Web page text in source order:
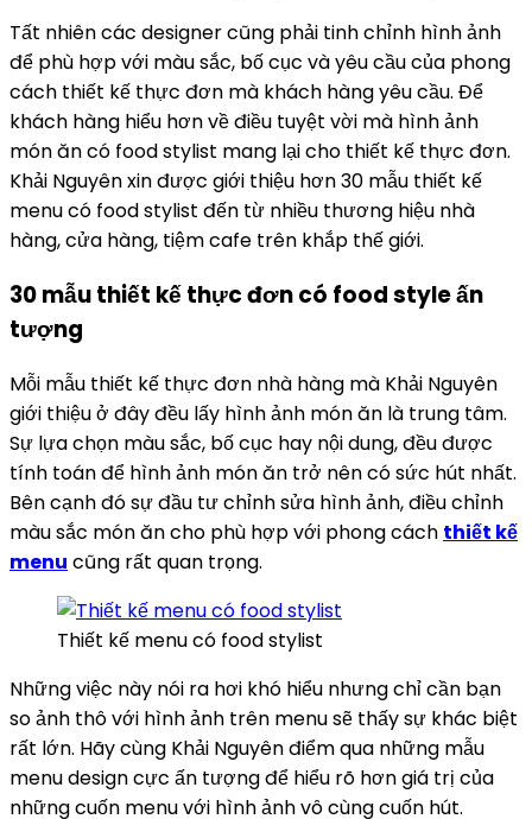
Tất nhiên các designer cũng phải tinh chỉnh hình ảnh
để phù hợp với màu sắc, bố cục và yêu cầu của phong
cách thiết kế thực đơn mà khách hàng yêu cầu. Để
khách hàng hiểu hơn về điều tuyệt vời mà hình ảnh
món ăn có food stylist mang lại cho thiết kế thực đơn.
Khải Nguyên xin được giới thiệu hơn 30 mẫu thiết kế
menu có food stylist đến từ nhiều thương hiệu nhà
hàng, cửa hàng, tiệm cafe trên khắp thế giới.
30 mẫu thiết kế thực đơn có food style ấn
tượng
Mỗi mẫu thiết kế thực đơn nhà hàng mà Khải Nguyên
giới thiệu ở đây đều lấy hình ảnh món ăn là trung tâm.
Sự lựa chọn màu sắc, bố cục hay nội dung, đều được
tính toán để hình ảnh món ăn trở nên có sức hút nhất.
Bên cạnh đó sự đầu tư chỉnh sửa hình ảnh, điều chỉnh
màu sắc món ăn cho phù hợp với phong cách thiết kế
menu cũng rất quan trọng.
Thiết kế menu có food stylist
Những việc này nói ra hơi khó hiểu nhưng chỉ cần bạn
so ảnh thô với hình ảnh trên menu sẽ thấy sự khác biệt
rất lớn. Hãy cùng Khải Nguyên điểm qua những mẫu
menu design cực ấn tượng để hiểu rõ hơn giá trị của
những cuốn menu với hình ảnh vô cùng cuốn hút.